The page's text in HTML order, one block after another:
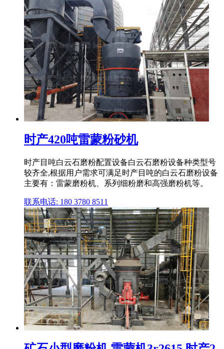
时产420吨雷蒙粉砂机
时产目吨白云石磨粉配置设备白云石磨粉设备种类型号
较齐全,根据用户需求可满足时产目吨的白云石磨粉设备
主要有：雷蒙磨粉机、系列细粉磨和高强磨粉机等。
联系电话: 180 3780 8511